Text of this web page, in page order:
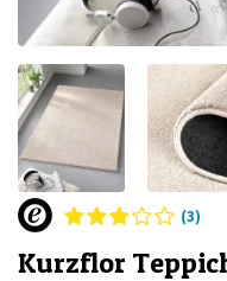
(3)
Kurzflor